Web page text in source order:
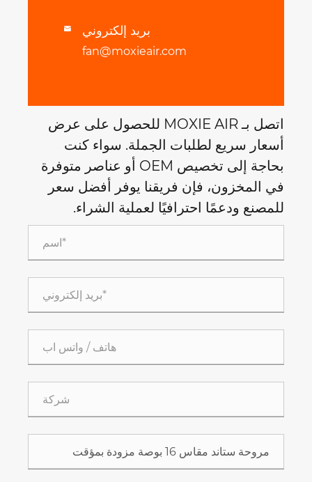
 بريد إلكتروني
fan@moxieair.com
اتصل بـ MOXIE AIR للحصول على عرض
أسعار سريع لطلبات الجملة. سواء كنت
بحاجة إلى تخصيص OEM أو عناصر متوفرة
في المخزون، فإن فريقنا يوفر أفضل سعر
للمصنع ودعمًا احترافيًا لعملية الشراء.